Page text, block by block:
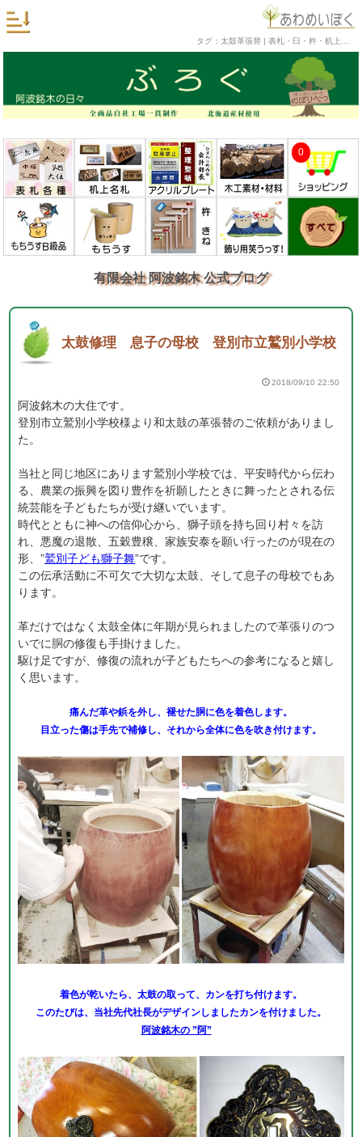
0
有限会社 阿波銘木 公式ブログ
太鼓修理 息子の母校 登別市立鷲別小学校
2018/09/10 22:50
阿波銘木の大住です。
登別市立鷲別小学校様より和太鼓の革張替のご依頼がありまし
た。
当社と同じ地区にあります鷲別小学校では、平安時代から伝わ
る、農業の振興を図り豊作を祈願したときに舞ったとされる伝
統芸能を子どもたちが受け継いでいます。
時代とともに神への信仰心から、獅子頭を持ち回り村々を訪
れ、悪魔の退散、五穀豊穣、家族安泰を願い行ったのが現在の
形、”鷲別子ども獅子舞”です。
この伝承活動に不可欠で大切な太鼓、そして息子の母校でもあ
ります。
革だけではなく太鼓全体に年期が見られましたので革張りのつ
いでに胴の修復も手掛けました。
駆け足ですが、修復の流れが子どもたちへの参考になると嬉し
く思います。
痛んだ革や鋲を外し、褪せた胴に色を着色します。
目立った傷は手先で補修し、それから全体に色を吹き付けます。
着色が乾いたら、太鼓の取って、カンを打ち付けます。
このたびは、当社先代社長がデザインしましたカンを付けました。
阿波銘木の ”阿”